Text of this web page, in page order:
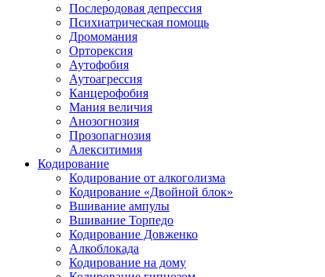
Послеродовая депрессия
Психиатрическая помощь
Дромомания
Орторексия
Аутофобия
Аутоагрессия
Канцерофобия
Мания величия
Анозогнозия
Прозопагнозия
Алекситимия
Кодирование
Кодирование от алкоголизма
Кодирование «Двойной блок»
Вшивание ампулы
Вшивание Торпедо
Кодирование Довженко
Алкоблокада
Кодирование на дому